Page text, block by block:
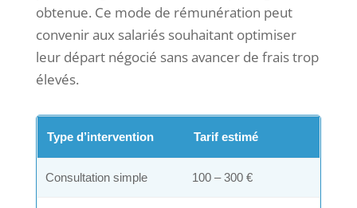
obtenue. Ce mode de rémunération peut
convenir aux salariés souhaitant optimiser
leur départ négocié sans avancer de frais trop
élevés.
Type d’intervention Tarif estimé
Consultation simple 100 – 300 €